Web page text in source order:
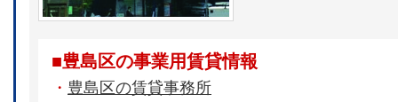
■豊島区の事業用賃貸情報
・ 豊島区の賃貸事務所